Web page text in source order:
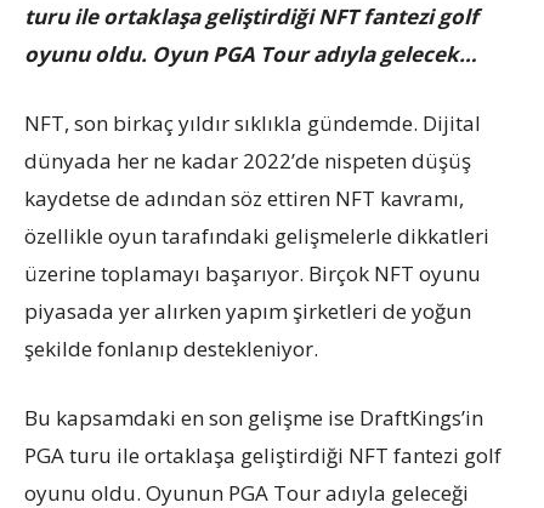
turu ile ortaklaşa geliştirdiği NFT fantezi golf
oyunu oldu. Oyun PGA Tour adıyla gelecek…
NFT, son birkaç yıldır sıklıkla gündemde. Dijital
dünyada her ne kadar 2022’de nispeten düşüş
kaydetse de adından söz ettiren NFT kavramı,
özellikle oyun tarafındaki gelişmelerle dikkatleri
üzerine toplamayı başarıyor. Birçok NFT oyunu
piyasada yer alırken yapım şirketleri de yoğun
şekilde fonlanıp destekleniyor.
Bu kapsamdaki en son gelişme ise DraftKings’in
PGA turu ile ortaklaşa geliştirdiği NFT fantezi golf
oyunu oldu. Oyunun PGA Tour adıyla geleceği